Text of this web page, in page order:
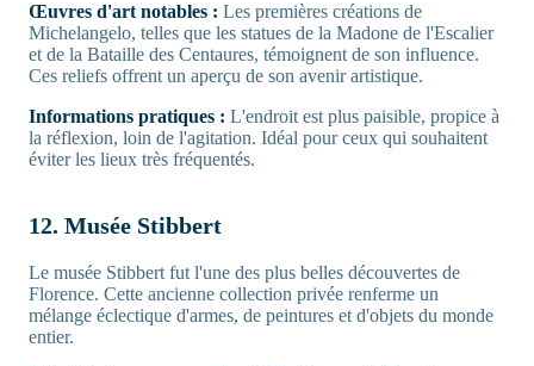
Œuvres d'art notables : Les premières créations de
Michelangelo, telles que les statues de la Madone de l'Escalier
et de la Bataille des Centaures, témoignent de son influence.
Ces reliefs offrent un aperçu de son avenir artistique.
Informations pratiques : L'endroit est plus paisible, propice à
la réflexion, loin de l'agitation. Idéal pour ceux qui souhaitent
éviter les lieux très fréquentés.
12. Musée Stibbert
Le musée Stibbert fut l'une des plus belles découvertes de
Florence. Cette ancienne collection privée renferme un
mélange éclectique d'armes, de peintures et d'objets du monde
entier.